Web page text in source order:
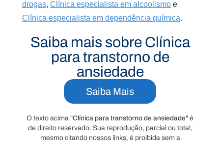
drogas, Clínica especialista em alcoolismoe
Clínica especialista em dependência química.
Saiba mais sobre Clínica
para transtorno de
ansiedade
Saiba Mais
O texto acima "Clínica para transtorno de ansiedade" é
de direito reservado. Sua reprodução, parcial ou total,
mesmo citando nossos links, é proibida sem a